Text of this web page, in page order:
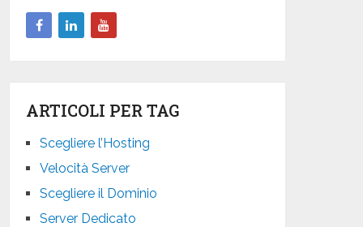
ARTICOLI PER TAG
Scegliere l’Hosting
Velocità Server
Scegliere il Dominio
Server Dedicato